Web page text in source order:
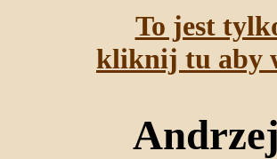
To jest
kliknij tu aby